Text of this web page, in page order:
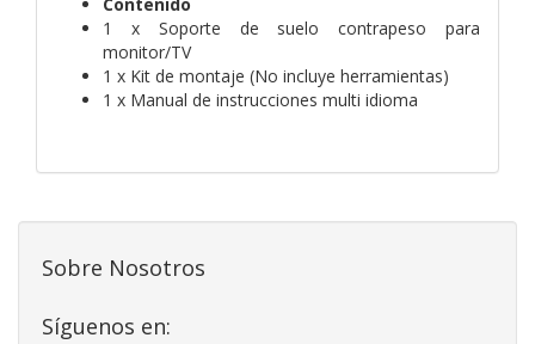
1 x Soporte de suelo contrapeso para
monitor/TV
1 x Kit de montaje (No incluye herramientas)
1 x Manual de instrucciones multi idioma
Sobre Nosotros
Síguenos en: